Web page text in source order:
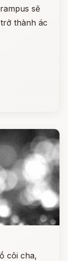
sẽ
thành ác
côi cha,